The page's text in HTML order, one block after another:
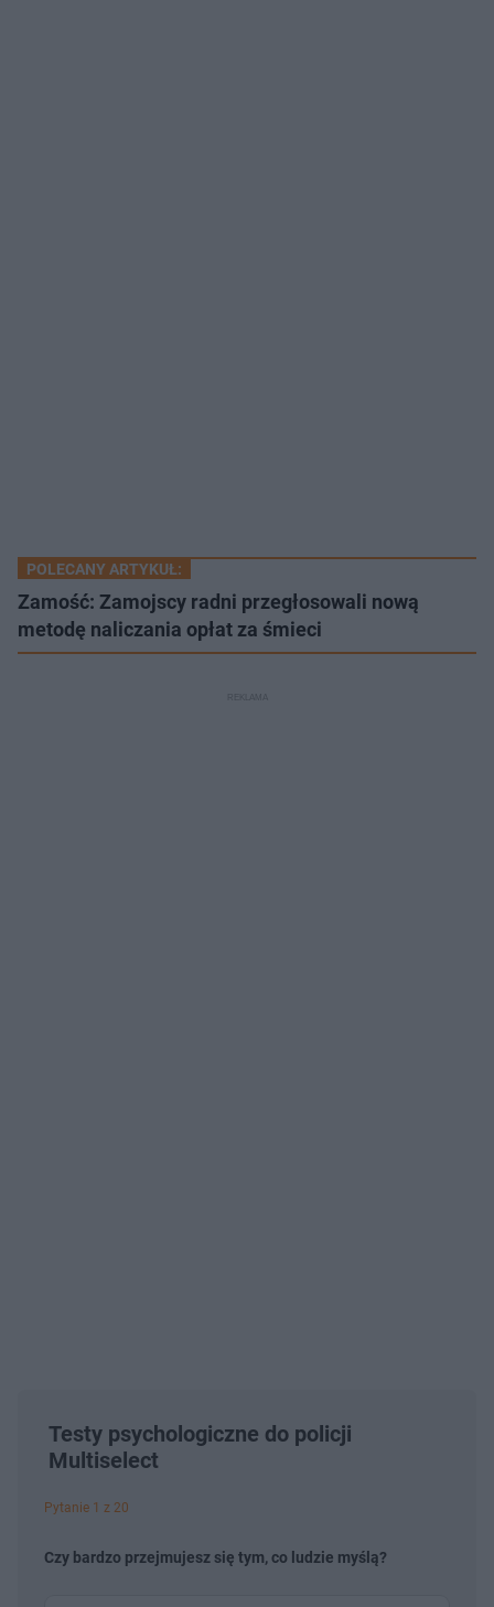
POLECANY ARTYKUŁ:
Zamość: Zamojscy radni przegłosowali nową
metodę naliczania opłat za śmieci
Testy psychologiczne do policji
Multiselect
Pytanie 1 z 20
Czy bardzo przejmujesz się tym, co ludzie myślą?